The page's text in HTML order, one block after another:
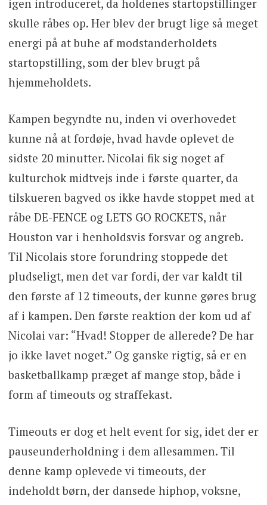
igen introduceret, da holdenes startopstillinger
skulle råbes op. Her blev der brugt lige så meget
energi på at buhe af modstanderholdets
startopstilling, som der blev brugt på
hjemmeholdets.
Kampen begyndte nu, inden vi overhovedet
kunne nå at fordøje, hvad havde oplevet de
sidste 20 minutter. Nicolai fik sig noget af
kulturchok midtvejs inde i første quarter, da
tilskueren bagved os ikke havde stoppet med at
råbe DE-FENCE og LETS GO ROCKETS, når
Houston var i henholdsvis forsvar og angreb.
Til Nicolais store forundring stoppede det
pludseligt, men det var fordi, der var kaldt til
den første af 12 timeouts, der kunne gøres brug
af i kampen. Den første reaktion der kom ud af
Nicolai var: “Hvad! Stopper de allerede? De har
jo ikke lavet noget.” Og ganske rigtig, så er en
basketballkamp præget af mange stop, både i
form af timeouts og straffekast.
Timeouts er dog et helt event for sig, idet der er
pauseunderholdning i dem allesammen. Til
denne kamp oplevede vi timeouts, der
indeholdt børn, der dansede hiphop, voksne,